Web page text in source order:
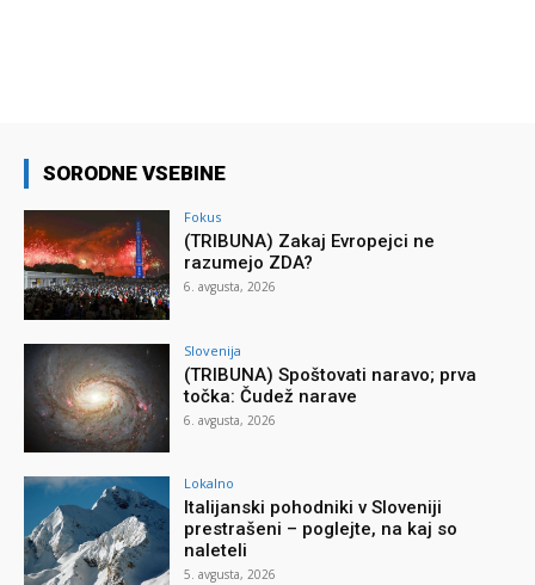
SORODNE VSEBINE
Fokus
(TRIBUNA) Zakaj Evropejci ne
razumejo ZDA?
6. avgusta, 2026
Slovenija
(TRIBUNA) Spoštovati naravo; prva
točka: Čudež narave
6. avgusta, 2026
Lokalno
Italijanski pohodniki v Sloveniji
prestrašeni – poglejte, na kaj so
naleteli
5. avgusta, 2026